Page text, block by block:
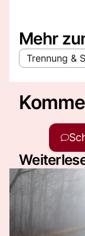
Mehr
Trennung &